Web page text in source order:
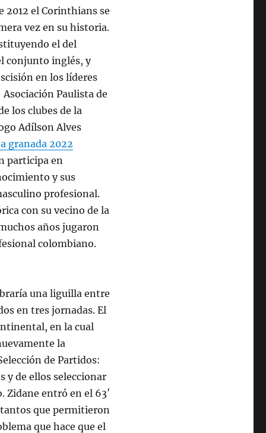
2012 el Corinthians se
vez en su historia.
el del
conjunto inglés, y
en los líderes
Paulista de
los clubes de la
Adílson Alves
granada 2022
participa en
y sus
profesional.
con su vecino de la
años jugaron
colombiano.
una liguilla entre
en tres jornadas. El
en la cual
la
de Partidos:
y de ellos seleccionar
Zidane entró en el 63′
que permitieron
que hace que el